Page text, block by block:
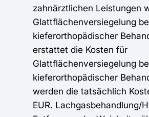
zahnärztlichen Leistungen
Glattflächenversiegelung
kieferorthopädischer
erstattet die Kosten für
Glattflächenversiegelung
kieferorthopädischer
werden die tatsächlich
EUR. Lachgasbehandlung/